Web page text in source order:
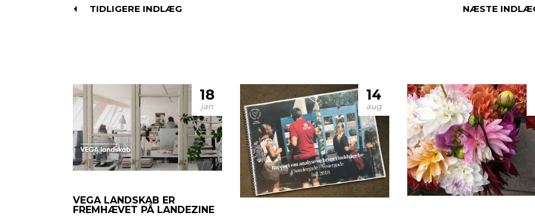
TIDLIGERE INDLÆG NÆSTE
18
jan
VEGA LANDSKAB ER
FREMHÆVET PÅ LANDEZINE
14
aug